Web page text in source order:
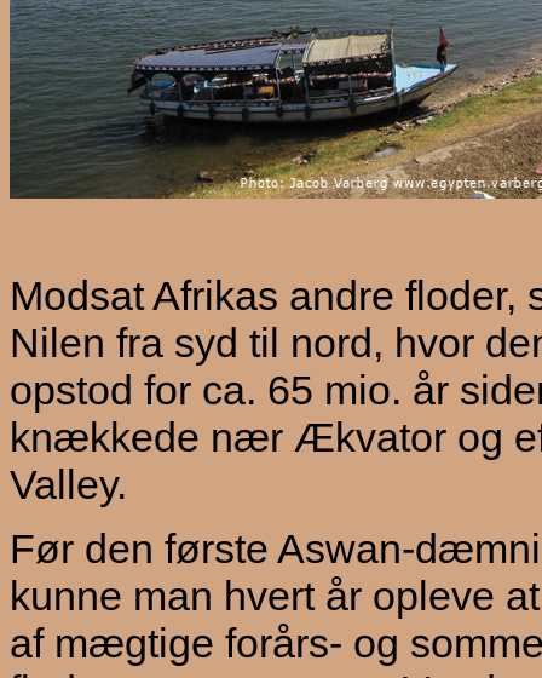
Modsat Afrikas andre
Nilen fra syd til nord, hvor
opstod for ca. 65 mio. år
knækkede nær Ækvator og
Valley.
Før den første Aswan-
kunne man hvert år opleve
af mægtige forårs- og